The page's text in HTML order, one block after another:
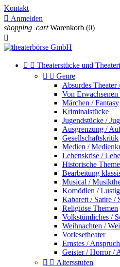
Kontakt
 Anmelden
shopping_cart Warenkorb (0)

  Theaterstücke und
  Genre
Absurdes Theater
Von
Märchen / Fantasy
Kriminalstücke
Jugendstücke /
Ausgrenzung /
Gesellschaftskritik
Medien /
Lebenskrise /
Historische
Bearbeitung
Musical /
Komödien /
Kabarett / Satire /
Religiöse Themen
Volkstümliches /
Weihnachten /
Vorlesetheater
Ernstes / Anspruch
Geister / Horror /
  Altersstufen